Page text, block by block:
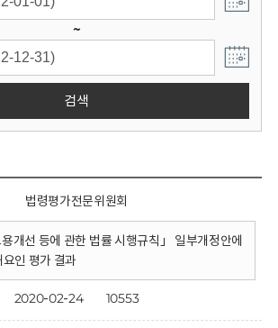
~
검색
법령평가전문위원회
용개선 등에 관한 법률 시행규칙」 일부개정안에
인 평가 결과
2020-02-24 10553